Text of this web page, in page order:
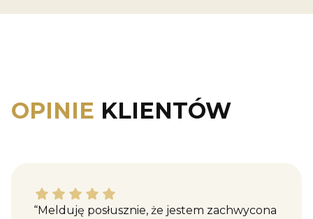
OPINIE KLIENTÓW
Katarzyna M. dał ocenę: 5
“Melduję posłusznie, że jestem zachwycona